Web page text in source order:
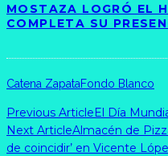
MOSTAZA LOGRÓ EL
COMPLETA SU
Catena ZapataFondo Blanco
Previous ArticleEl Día
Next ArticleAlmacén de
de coincidir’ en Vicente